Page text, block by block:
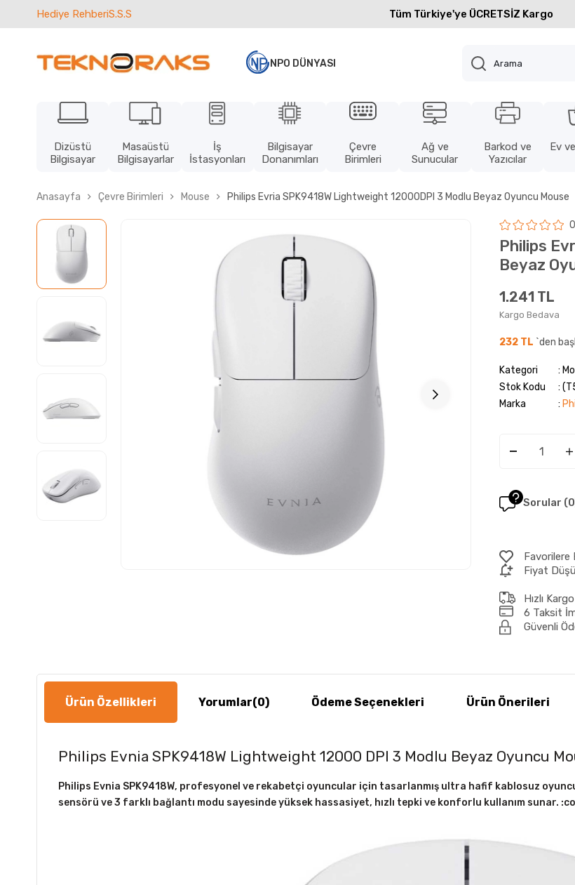
Hediye RehberiS.S.S Tüm Türkiye'ye ÜCRETSİZ Kargo
NPO DÜNYASI
Dizüstü
Bilgisayar
Masaüstü
Bilgisayarlar
İş
İstasyonları
Bilgisayar
Donanımları
Çevre
Birimleri
Ağ ve
Sunucular
Barkod ve
Yazıcılar
Ev
Anasayfa Çevre Birimleri Mouse Philips Evria SPK9418W Lightweight 12000DPI 3 Modlu Beyaz Oyuncu Mouse
Philips
Beyaz
1.241 TL
Kargo Bedava
232 TL `den
Kategori
Stok Kodu
Marka
:
Sorular
Favorilere
Fiyat
Hızlı Kargo
6 Taksit
Güvenli
Ürün Özellikleri Yorumlar(0) Ödeme Seçenekleri Ürün Önerileri
Philips Evnia SPK9418W Lightweight 12000 DPI 3 Modlu Beyaz Oyuncu
Philips Evnia SPK9418W, profesyonel ve rekabetçi oyuncular için tasarlanmış ultra hafif kablosuz oyuncu
sensörü ve 3 farklı bağlantı modu sayesinde yüksek hassasiyet, hızlı tepki ve konforlu kullanım